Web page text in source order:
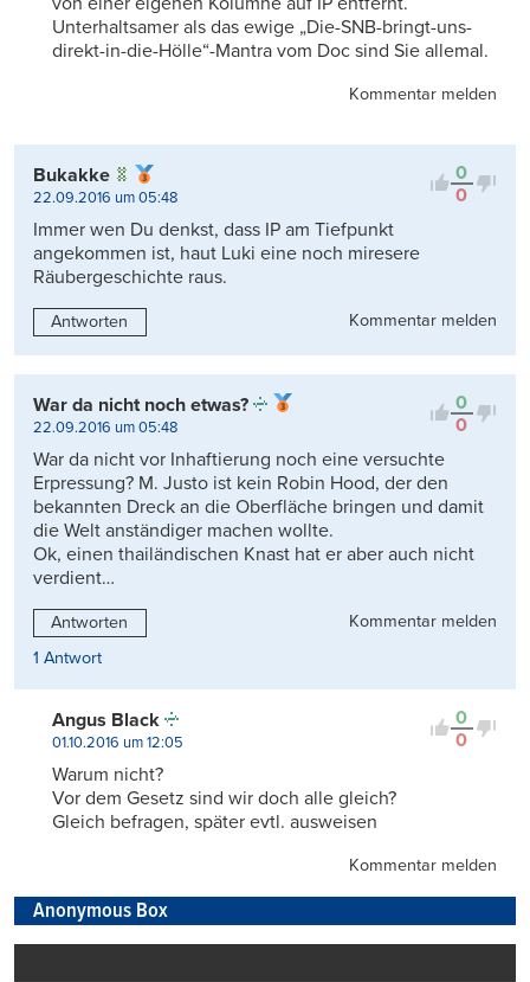
Unterhaltsamer als das ewige „Die-SNB-bringt-uns-
direkt-in-die-Hölle“-Mantra vom Doc sind Sie allemal.
Kommentar melden
0
0
Bukakke
22.09.2016 um 05:48
Immer wen Du denkst, dass IP am Tiefpunkt
angekommen ist, haut Luki eine noch miresere
Räubergeschichte raus.
Antworten Kommentar melden
0
0
War da nicht noch etwas?
22.09.2016 um 05:48
War da nicht vor Inhaftierung noch eine versuchte
Erpressung? M. Justo ist kein Robin Hood, der den
bekannten Dreck an die Oberfläche bringen und damit
die Welt anständiger machen wollte.
Ok, einen thailändischen Knast hat er aber auch nicht
verdient…
Antworten
Kommentar melden
1 Antwort
0
0
Angus Black
01.10.2016 um 12:05
Warum nicht?
Vor dem Gesetz sind wir doch alle gleich?
Gleich befragen, später evtl. ausweisen
Kommentar melden
Anonymous Box